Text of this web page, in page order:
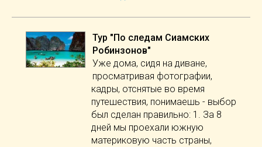
Тур "По следам Сиамских
Робинзонов"
Уже дома, сидя на диване,
просматривая фотографии,
кадры, отснятые во время
путешествия, понимаешь - выбор
был сделан правильно: 1. За 8
дней мы проехали южную
материковую часть страны,